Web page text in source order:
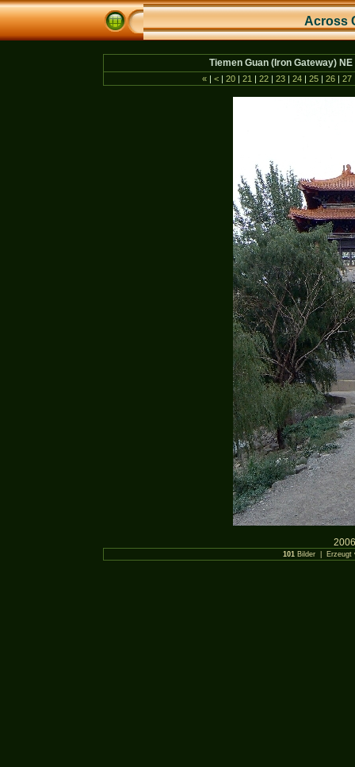
Across
Tiemen Guan (Iron Gateway)
« | < | 20 | 21 | 22 | 23 | 24 | 25 | 26 | 27
101Bilder | Erzeugt